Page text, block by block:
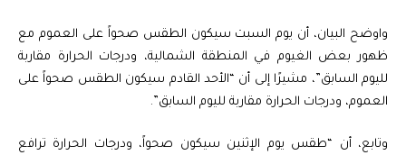
واوضح البيان، أن يوم السبت سيكون الطقس صحواً على العموم مع
ظهور بعض الغيوم في المنطقة الشمالية، ودرجات الحرارة مقاربة
لليوم السابق”، مشيرًا إلى أن “الأحد القادم سيكون الطقس صحواً على
العموم، ودرجات الحرارة مقاربة لليوم السابق”.
وتابع، أن “طقس يوم الإثنين سيكون صحواً، ودرجات الحرارة ترافع